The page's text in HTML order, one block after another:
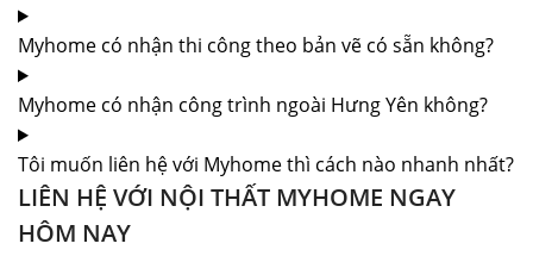
Myhome có nhận thi công theo bản vẽ có sẵn không?
Myhome có nhận công trình ngoài Hưng Yên không?
Tôi muốn liên hệ với Myhome thì cách nào nhanh nhất?
LIÊN HỆ VỚI NỘI THẤT MYHOME NGAY
HÔM NAY